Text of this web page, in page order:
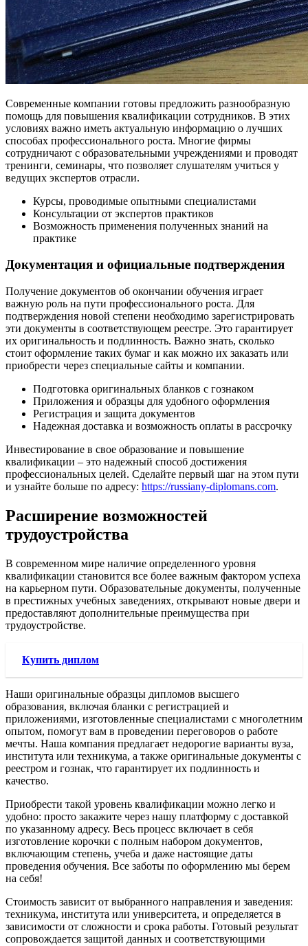
Современные компании готовы предложить разнообразную
помощь для повышения квалификации сотрудников. В этих
условиях важно иметь актуальную информацию о лучших
способах профессионального роста. Многие фирмы
сотрудничают с образовательными учреждениями и проводят
тренинги, семинары, что позволяет слушателям учиться у
ведущих экспертов отрасли.
Курсы, проводимые опытными специалистами
Консультации от экспертов практиков
Возможность применения полученных знаний на
практике
Документация и официальные подтверждения
Получение документов об окончании обучения играет
важную роль на пути профессионального роста. Для
подтверждения новой степени необходимо зарегистрировать
эти документы в соответствующем реестре. Это гарантирует
их оригинальность и подлинность. Важно знать, сколько
стоит оформление таких бумаг и как можно их заказать или
приобрести через специальные сайты и компании.
Подготовка оригинальных бланков с гознаком
Приложения и образцы для удобного оформления
Регистрация и защита документов
Надежная доставка и возможность оплаты в рассрочку
Инвестирование в свое образование и повышение
квалификации – это надежный способ достижения
профессиональных целей. Сделайте первый шаг на этом пути
и узнайте больше по адресу: https://russiany-diplomans.com.
Расширение возможностей
трудоустройства
В современном мире наличие определенного уровня
квалификации становится все более важным фактором успеха
на карьерном пути. Образовательные документы, полученные
в престижных учебных заведениях, открывают новые двери и
предоставляют дополнительные преимущества при
трудоустройстве.
Купить диплом
Наши оригинальные образцы дипломов высшего
образования, включая бланки с регистрацией и
приложениями, изготовленные специалистами с многолетним
опытом, помогут вам в проведении переговоров о работе
мечты. Наша компания предлагает недорогие варианты вуза,
института или техникума, а также оригинальные документы с
реестром и гознак, что гарантирует их подлинность и
качество.
Приобрести такой уровень квалификации можно легко и
удобно: просто закажите через нашу платформу с доставкой
по указанному адресу. Весь процесс включает в себя
изготовление корочки с полным набором документов,
включающим степень, учеба и даже настоящие даты
проведения обучения. Все заботы по оформлению мы берем
на себя!
Стоимость зависит от выбранного направления и заведения:
техникума, института или университета, и определяется в
зависимости от сложности и срока работы. Готовый результат
сопровождается защитой данных и соответствующими